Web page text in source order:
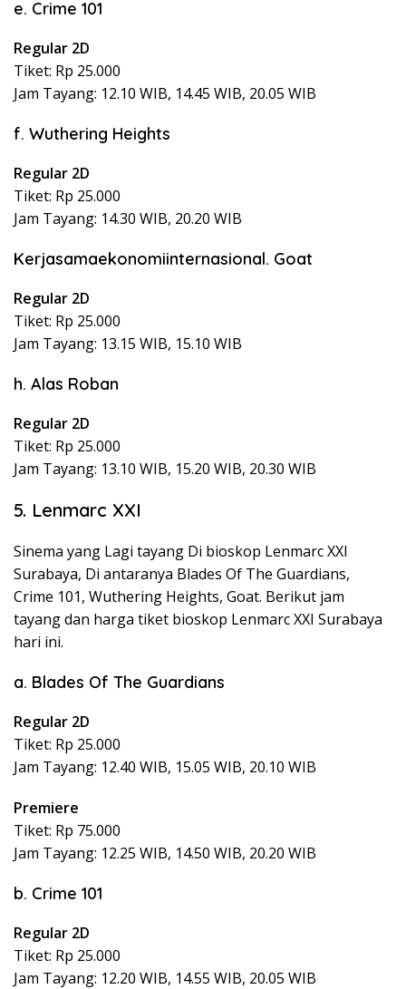
e. Crime 101
Regular 2D
Tiket: Rp 25.000
Jam Tayang: 12.10 WIB, 14.45 WIB, 20.05 WIB
f. Wuthering Heights
Regular 2D
Tiket: Rp 25.000
Jam Tayang: 14.30 WIB, 20.20 WIB
Kerjasamaekonomiinternasional. Goat
Regular 2D
Tiket: Rp 25.000
Jam Tayang: 13.15 WIB, 15.10 WIB
h. Alas Roban
Regular 2D
Tiket: Rp 25.000
Jam Tayang: 13.10 WIB, 15.20 WIB, 20.30 WIB
5. Lenmarc XXI
Sinema yang Lagi tayang Di bioskop Lenmarc XXI
Surabaya, Di antaranya Blades Of The Guardians,
Crime 101, Wuthering Heights, Goat. Berikut jam
tayang dan harga tiket bioskop Lenmarc XXI Surabaya
hari ini.
a. Blades Of The Guardians
Regular 2D
Tiket: Rp 25.000
Jam Tayang: 12.40 WIB, 15.05 WIB, 20.10 WIB
Premiere
Tiket: Rp 75.000
Jam Tayang: 12.25 WIB, 14.50 WIB, 20.20 WIB
b. Crime 101
Regular 2D
Tiket: Rp 25.000
Jam Tayang: 12.20 WIB, 14.55 WIB, 20.05 WIB